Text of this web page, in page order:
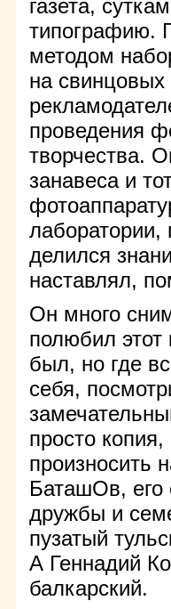
газета,
типографию.
методом
на
проведения
творчества.
занавеса и
делился
наставлял,
Он много
полюбил этот
был, но где
себя,
просто
произносить
БаташОв, его
дружбы и
пузатый
А Геннадий
балкарский.